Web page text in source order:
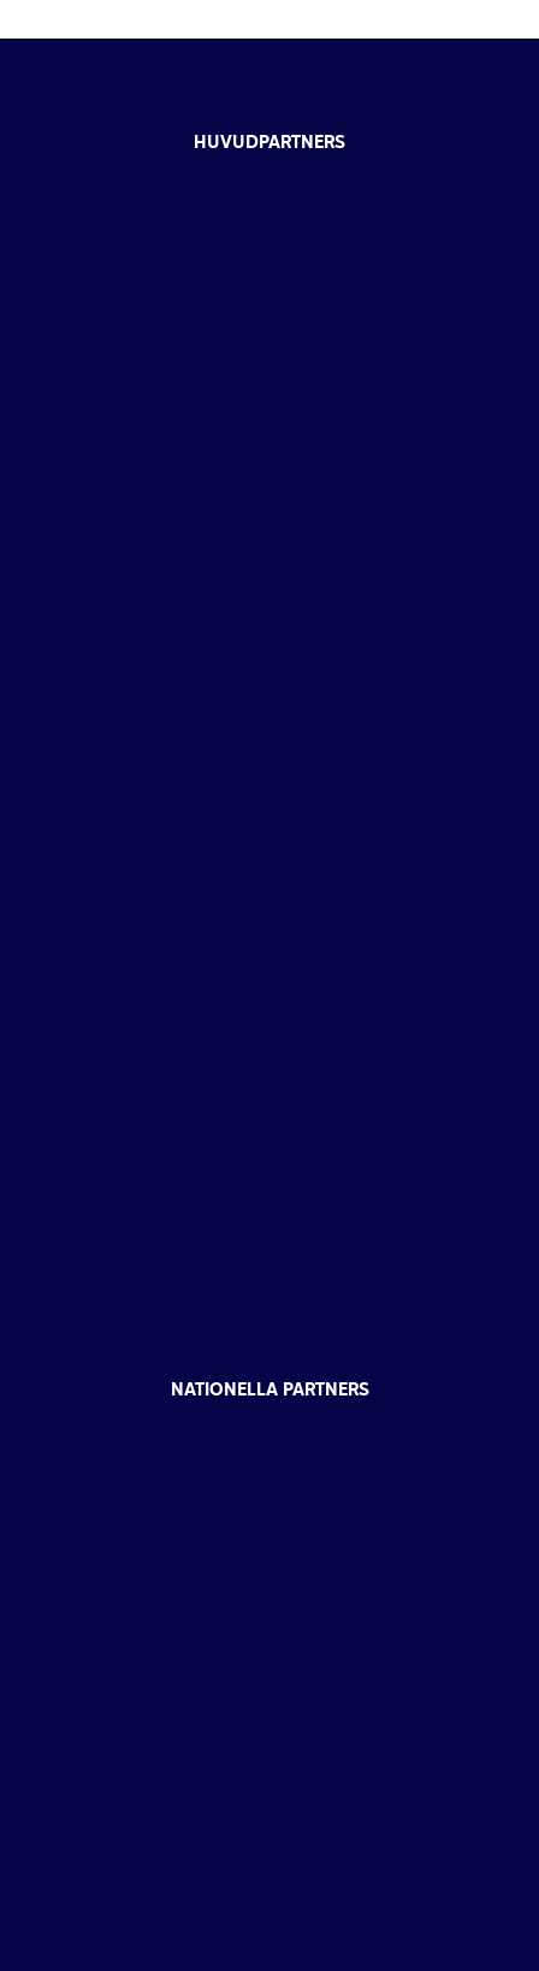
HUVUDPARTNERS
NATIONELLA PARTNERS